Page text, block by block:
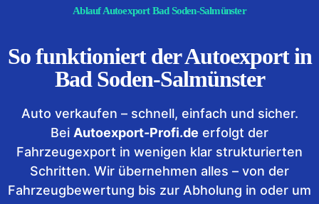
Ablauf Autoexport Bad Soden-Salmünster
So funktioniert der Autoexport in
Bad Soden-Salmünster
Auto verkaufen – schnell, einfach und sicher.
Bei Autoexport-Profi.de erfolgt der
Fahrzeugexport in wenigen klar strukturierten
Schritten. Wir übernehmen alles – von der
Fahrzeugbewertung bis zur Abholung in oder um